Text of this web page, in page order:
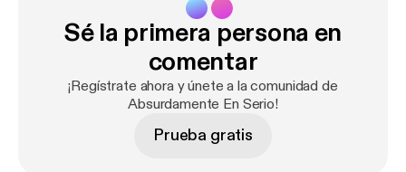
pregunta es: ustedes consideran que el miedo es un
sentimiento aprendido por enseñanza o aprendido
de manera experimental?
Sé la primera persona en
comentar
¡Regístrate ahora y únete a la comunidad de
Absurdamente En Serio!
Prueba gratis